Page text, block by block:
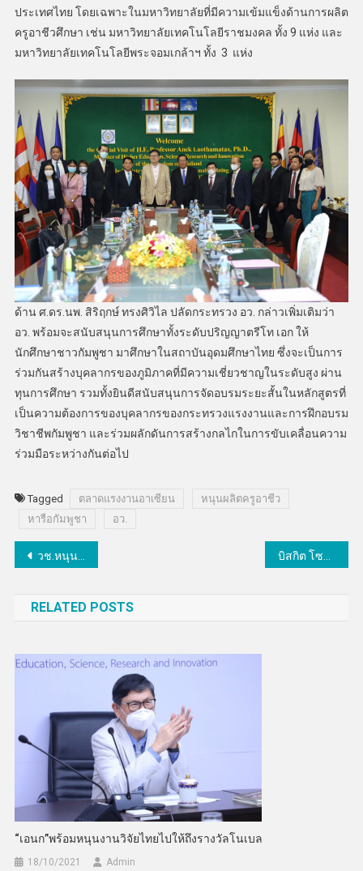
ประเทศไทย โดยเฉพาะในมหาวิทยาลัยที่มีความเข้มแข็งด้านการผลิต
ครูอาชีวศึกษา เช่น มหาวิทยาลัยเทคโนโลยีราชมงคล ทั้ง 9 แห่ง และ
มหาวิทยาลัยเทคโนโลยีพระจอมเกล้าฯ ทั้ง 3 แห่ง
ด้าน ศ.ดร.นพ. สิริฤกษ์ ทรงศิวิไล ปลัดกระทรวง อว. กล่าวเพิ่มเติมว่า
อว. พร้อมจะสนับสนุนการศึกษาทั้งระดับปริญญาตรีโท เอก ให้
นักศึกษาชาวกัมพูชา มาศึกษาในสถาบันอุดมศึกษาไทย ซึ่งจะเป็นการ
ร่วมกันสร้างบุคลากรของภูมิภาคที่มีความเชี่ยวชาญในระดับสูง ผ่าน
ทุนการศึกษา รวมทั้งยินดีสนับสนุนการจัดอบรมระยะสั้นในหลักสูตรที่
เป็นความต้องการของบุคลากรของกระทรวงแรงงานและการฝึกอบรม
วิชาชีพกัมพูชา และร่วมผลักดันการสร้างกลไกในการขับเคลื่อนความ
ร่วมมือระหว่างกันต่อไป
Tagged ตลาดแรงงานอาเซียน
หนุนผลิตครูอาชีว
หารือกัมพูชา
อว.
แนะแนว
วช.หนุนราชภัฏอุดรลดต้นทุนอาหารเลี้ยงโคขุน ด้วยวัตถุดิบในชุมชน
RELATED POSTS
“เอนก”พร้อมหนุนงานวิจัยไทยไปให้ถึงรางวัลโนเบล
18/10/2021 Admin